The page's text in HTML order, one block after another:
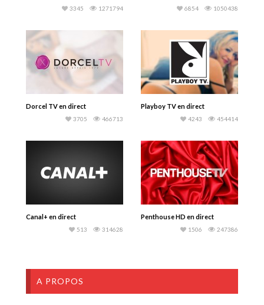
1271794
3345 1050438
6854
Dorcel TV en direct
466713
3705
Playboy TV en direct
454414
4243
Canal+ en direct
314628
513
Penthouse HD en direct
247386
1506
A PROPOS